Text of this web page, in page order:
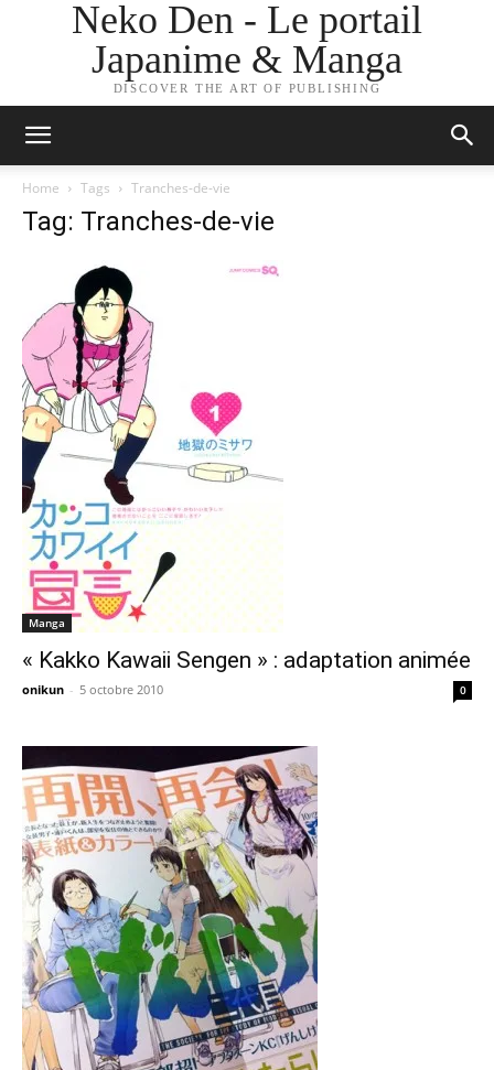
Neko Den - Le portail
Japanime & Manga
DISCOVER THE ART OF PUBLISHING
Home Tags Tranches-de-vie
Tag: Tranches-de-vie
Manga
« Kakko Kawaii Sengen » : adaptation animée
onikun - 5 octobre 2010 0